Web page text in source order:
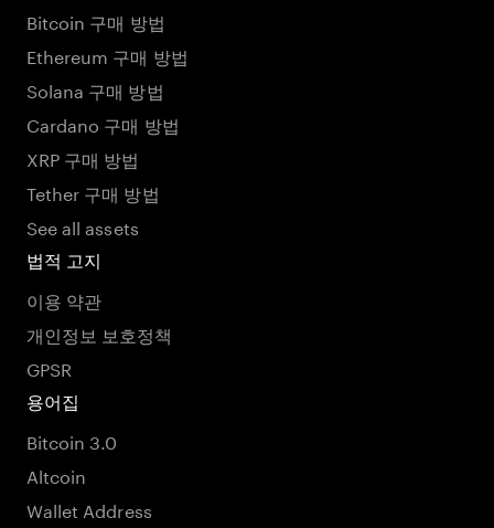
Bitcoin 구매 방법
Ethereum 구매 방법
Solana 구매 방법
Cardano 구매 방법
XRP 구매 방법
Tether 구매 방법
See all assets
법적 고지
이용 약관
개인정보 보호정책
GPSR
용어집
Bitcoin 3.0
Altcoin
Wallet Address